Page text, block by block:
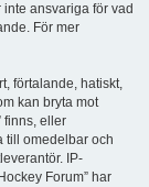
ansvariga för vad
För mer
förtalande, hatiskt,
kan bryta mot
finns, eller
till omedelbar och
IP-
Forum” har